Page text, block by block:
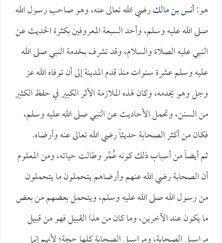
هو:أنس بن مالكرضي الله تعالى عنه، وهو صاحب رسول الله
صلى الله عليه وسلم، وأحد السبعة المعروفين بكثرة الحديث عن
النبي عليه الصلاة والسلام، وقد تشرف بخدمة النبي صلى الله
عليه وسلم عشرة سنوات منذ قدم المدينة إلى أن توفاه الله عز
وجل وهو يخدمه، وكان لهذه الملازمة الأثر الكبير في حفظ الكثير
من السنن، وتحمل الأحاديث عن النبي صلى الله عليه وسلم،
فكان من أكثر الصحابة حديثاً رضي الله تعالى عنه وأرضاه.
ثم أيضاً من أسباب ذلك كونه عُمِّر وطالت حياته، ومن المعلوم
أن الصحابة رضي الله عنهم وأرضاهم يتحملون ما يتحملون
من رسول الله صلى الله عليه وسلم، ويتحمل بعضهم من بعض
ما يكون عند الآخرين، وما كان من هذا القبيل فهو من قبيل